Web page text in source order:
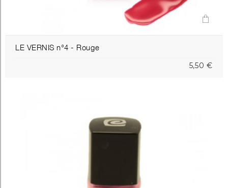
LE VERNIS n°4 - Rouge
5,50 €